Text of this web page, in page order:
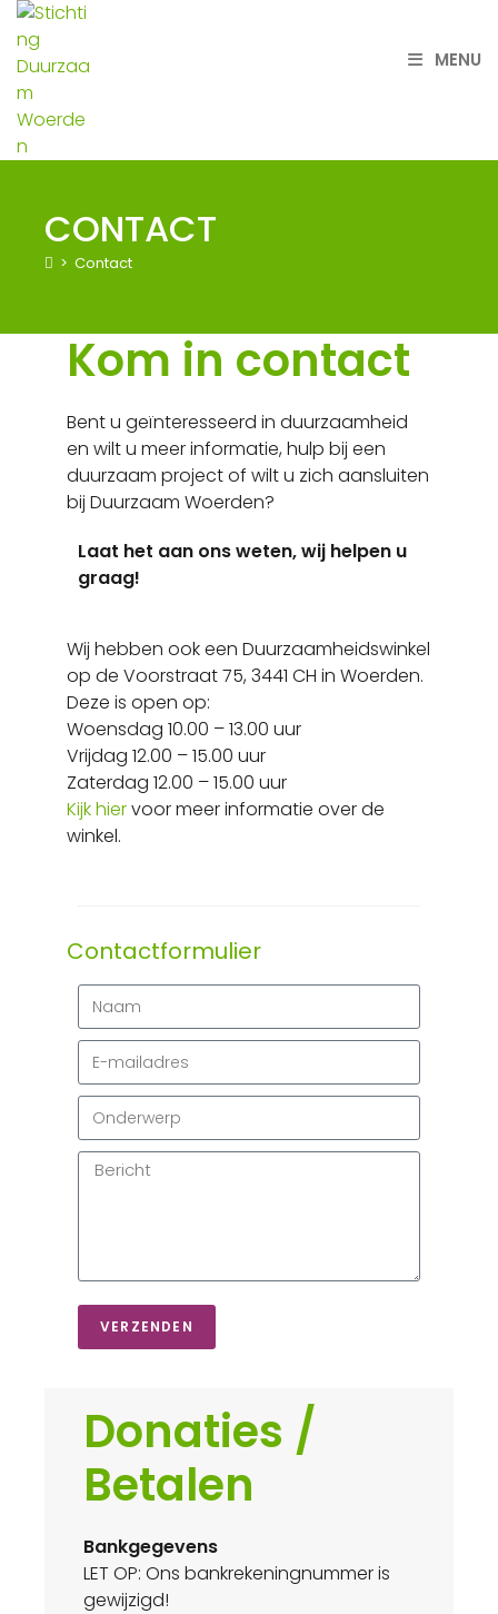
MENU
CONTACT
> Contact
Kom in contact
Bent u geïnteresseerd in duurzaamheid
en wilt u meer informatie, hulp bij een
duurzaam project of wilt u zich aansluiten
bij Duurzaam Woerden?
Laat het aan ons weten, wij helpen u
graag!
Wij hebben ook een Duurzaamheidswinkel
op de Voorstraat 75, 3441 CH in Woerden.
Deze is open op:
Woensdag 10.00 – 13.00 uur
Vrijdag 12.00 – 15.00 uur
Zaterdag 12.00 – 15.00 uur
Kijk hiervoor meer informatie over de
winkel.
Contactformulier
VERZENDEN
Donaties /
Betalen
Bankgegevens
LET OP: Ons bankrekeningnummer is
gewijzigd!